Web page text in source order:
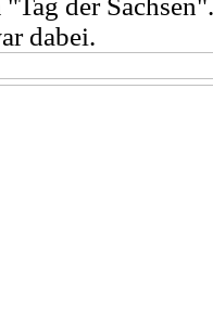
dabei.